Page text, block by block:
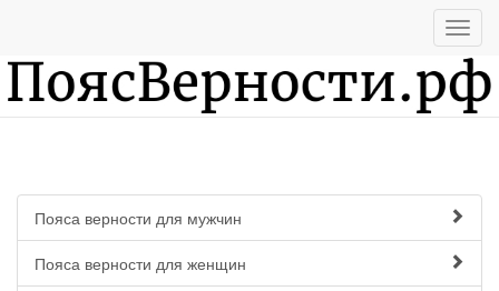
Пояса верности для мужчин
Пояса верности для женщин